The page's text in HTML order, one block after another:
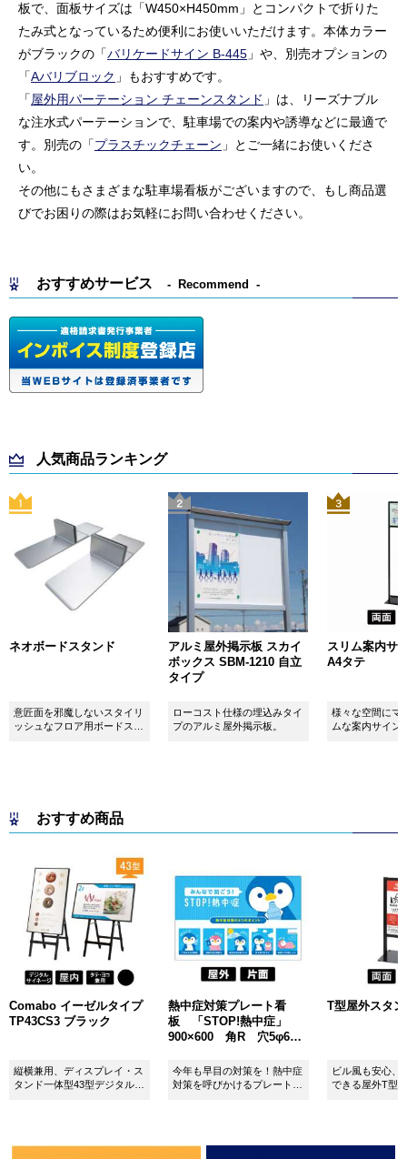
板で、面板サイズは「W450×H450mm」とコンパクトで折りた
たみ式となっているため便利にお使いいただけます。本体カラー
がブラックの「バリケードサイン B-445 」や、別売オプションの
「Aバリブロック 」もおすすめです。
「屋外用パーテーション チェーンスタンド 」は、リーズナブル
な注水式パーテーションで、駐車場での案内や誘導などに最適で
す。別売の「プラスチックチェーン 」とご一緒にお使いくださ
い。
その他にもさまざまな駐車場看板がございますので、もし商品選
びでお困りの際はお気軽にお問い合わせください。
おすすめサービス Recommend
人気商品ランキング
ネオボードスタンド
意匠面を邪魔しないスタイリ
ッシュなフロア用ボードスタ
アルミ屋外掲示板 スカイ
ボックス SBM-1210 自立
タイプ
ローコスト仕様の埋込みタイ
プのアルミ屋外掲示板。
スリム案内サ
A4タテ
様々な空間にマ
ムな案内サイン
おすすめ商品
Comabo イーゼルタイプ
TP43CS3 ブラック
縦横兼用、ディスプレイ・ス
タンド一体型43型デジタルサ
熱中症対策プレート看
板 「STOP!熱中症」
900×600 角R 穴5φ6カ
今年も早目の対策を！熱中症
対策を呼びかけるプレート看
T型屋外スタ
ビル風も安心、
できる屋外T型